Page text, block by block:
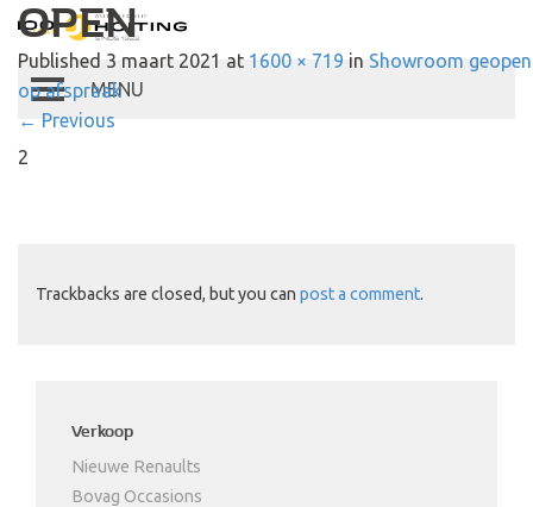
Autobedrijf Hoiting
Toggle
navigation
OPEN
Published 3 maart 2021 at 1600 × 719 in Showroom
op afspraak
← Previous
2
Trackbacks are closed, but you can post a comment.
Verkoop
Nieuwe Renaults
Bovag Occasions